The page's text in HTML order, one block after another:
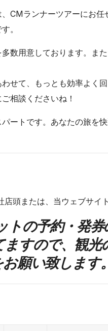
CMランナーツアーにお
。
数用意しております。ま
せて、もっとも効率よく
相談くださいね！
ートです。あなたの旅を
頭または、当ウェブサイ
の予約・発
ますので、観
願い致します。